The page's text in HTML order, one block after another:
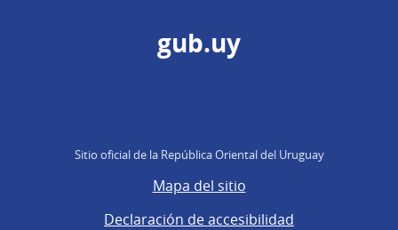
gub.uy
Sitio oficial de la República Oriental del Uruguay
Mapa del sitio
Declaración de accesibilidad